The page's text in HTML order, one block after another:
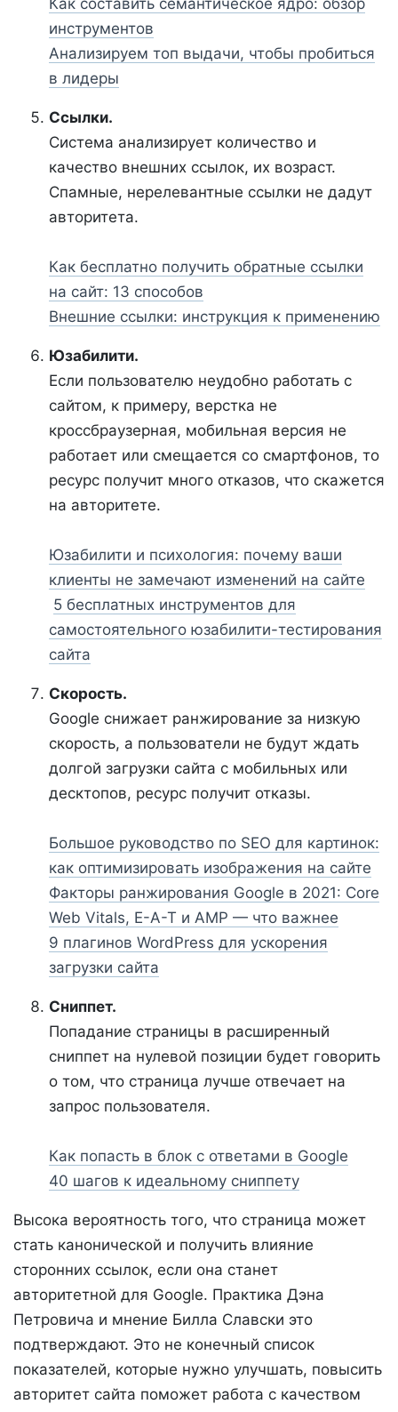
Как составить семантическое ядро: обзор
инструментов
Анализируем топ выдачи, чтобы пробиться
в лидеры
Ссылки.
Система анализирует количество и
качество внешних ссылок, их возраст.
Спамные, нерелевантные ссылки не дадут
авторитета.
Как бесплатно получить обратные ссылки
на сайт: 13 способов
Внешние ссылки: инструкция к применению
Юзабилити.
Если пользователю неудобно работать с
сайтом, к примеру, верстка не
кроссбраузерная, мобильная версия не
работает или смещается со смартфонов, то
ресурс получит много отказов, что скажется
на авторитете.
Юзабилити и психология: почему ваши
клиенты не замечают изменений на сайте
5 бесплатных инструментов для
самостоятельного юзабилити-тестирования
сайта
Скорость.
Google снижает ранжирование за низкую
скорость, а пользователи не будут ждать
долгой загрузки сайта с мобильных или
десктопов, ресурс получит отказы.
Большое руководство по SEO для картинок:
как оптимизировать изображения на сайте
Факторы ранжирования Google в 2021: Core
Web Vitals, E-A-T и AMP — что важнее
9 плагинов WordPress для ускорения
загрузки сайта
Сниппет.
Попадание страницы в расширенный
сниппет на нулевой позиции будет говорить
о том, что страница лучше отвечает на
запрос пользователя.
Как попасть в блок с ответами в Google
40 шагов к идеальному сниппету
Высока вероятность того, что страница может
стать канонической и получить влияние
сторонних ссылок, если она станет
авторитетной для Google. Практика Дэна
Петровича и мнение Билла Славски это
подтверждают. Это не конечный список
показателей, которые нужно улучшать, повысить
авторитет сайта поможет работа с качеством